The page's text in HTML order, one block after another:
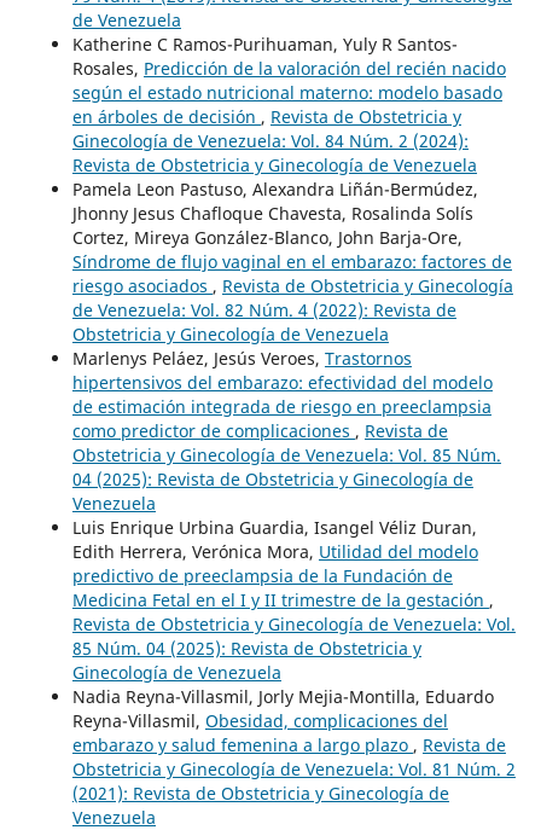
de Venezuela
Katherine C Ramos-Purihuaman, Yuly R Santos-
Rosales, Predicción de la valoración del recién nacido
según el estado nutricional materno: modelo basado
en árboles de decisión , Revista de Obstetricia y
Ginecología de Venezuela: Vol. 84 Núm. 2 (2024):
Revista de Obstetricia y Ginecología de Venezuela
Pamela Leon Pastuso, Alexandra Liñán-Bermúdez,
Jhonny Jesus Chafloque Chavesta, Rosalinda Solís
Cortez, Mireya González-Blanco, John Barja-Ore,
Síndrome de flujo vaginal en el embarazo: factores de
riesgo asociados , Revista de Obstetricia y Ginecología
de Venezuela: Vol. 82 Núm. 4 (2022): Revista de
Obstetricia y Ginecología de Venezuela
Marlenys Peláez, Jesús Veroes, Trastornos
hipertensivos del embarazo: efectividad del modelo
de estimación integrada de riesgo en preeclampsia
como predictor de complicaciones , Revista de
Obstetricia y Ginecología de Venezuela: Vol. 85 Núm.
04 (2025): Revista de Obstetricia y Ginecología de
Venezuela
Luis Enrique Urbina Guardia, Isangel Véliz Duran,
Edith Herrera, Verónica Mora, Utilidad del modelo
predictivo de preeclampsia de la Fundación de
Medicina Fetal en el I y II trimestre de la gestación ,
Revista de Obstetricia y Ginecología de Venezuela: Vol.
85 Núm. 04 (2025): Revista de Obstetricia y
Ginecología de Venezuela
Nadia Reyna-Villasmil, Jorly Mejia-Montilla, Eduardo
Reyna-Villasmil, Obesidad, complicaciones del
embarazo y salud femenina a largo plazo , Revista de
Obstetricia y Ginecología de Venezuela: Vol. 81 Núm. 2
(2021): Revista de Obstetricia y Ginecología de
Venezuela